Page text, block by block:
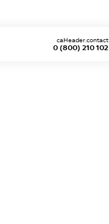
0 (800) 210 102
caHeader.contact